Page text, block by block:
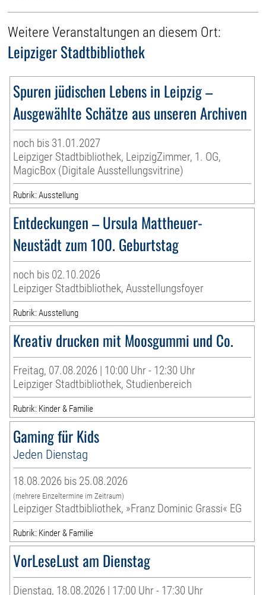
Weitere Veranstaltungen an diesem Ort:
Leipziger Stadtbibliothek
Spuren jüdischen Lebens in Leipzig –
Ausgewählte Schätze aus unseren Archiven
noch bis 31.01.2027
Leipziger Stadtbibliothek, LeipzigZimmer, 1. OG,
MagicBox (Digitale Ausstellungsvitrine)
Rubrik: Ausstellung
Entdeckungen – Ursula Mattheuer-
Neustädt zum 100. Geburtstag
noch bis 02.10.2026
Leipziger Stadtbibliothek, Ausstellungsfoyer
Rubrik: Ausstellung
Kreativ drucken mit Moosgummi und Co.
Freitag, 07.08.2026 | 10:00 Uhr - 12:30 Uhr
Leipziger Stadtbibliothek, Studienbereich
Rubrik: Kinder & Familie
Gaming für Kids
Jeden Dienstag
18.08.2026 bis 25.08.2026
(mehrere Einzeltermine im Zeitraum)
Leipziger Stadtbibliothek, »Franz Dominic Grassi« EG
Rubrik: Kinder & Familie
VorLeseLust am Dienstag
Dienstag, 18.08.2026 | 17:00 Uhr - 17:30 Uhr